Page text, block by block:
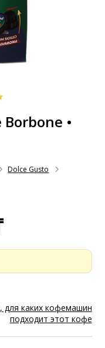
Borbone •
Dolce Gusto
для каких кофемашин
подходит этот кофе